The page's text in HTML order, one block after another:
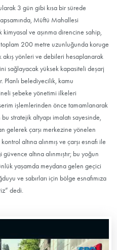
3 gün gibi kısa bir sürede
Müftü Mahallesi
ve aşınma direncine sahip,
toplam 200 metre uzunluğunda koruge
yönleri ve debileri hesaplanarak
sağlayacak yüksek kapasiteli deşarj
Planlı belediyecilik, kamu
şebeke yönetimi ilkeleri
işlemlerinden önce tamamlanarak
stratejik altyapı imalatı sayesinde,
gelerek çarşı merkezine yönelen
altına alınmış ve çarşı esnafı ile
altına alınmıştır; bu yoğun
yaşamda meydana gelen geçici
ve sabırları için bölge esnafımıza
dedi.